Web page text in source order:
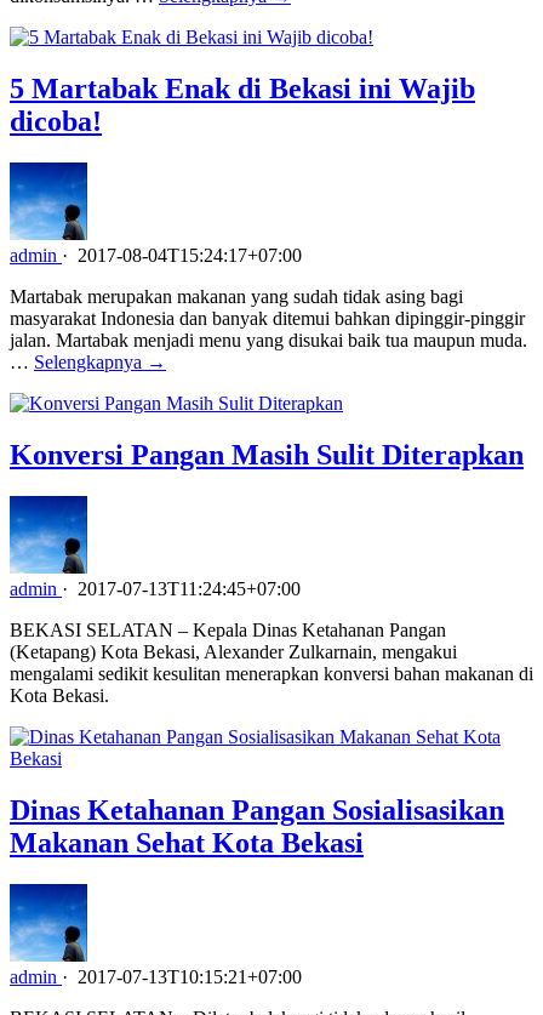
5 Martabak Enak di Bekasi ini Wajib
dicoba!
admin · 2017-08-04T15:24:17+07:00
Martabak merupakan makanan yang sudah tidak asing bagi
masyarakat Indonesia dan banyak ditemui bahkan dipinggir-pinggir
jalan. Martabak menjadi menu yang disukai baik tua maupun muda.
… Selengkapnya →
Konversi Pangan Masih Sulit Diterapkan
admin · 2017-07-13T11:24:45+07:00
BEKASI SELATAN – Kepala Dinas Ketahanan Pangan
(Ketapang) Kota Bekasi, Alexander Zulkarnain, mengakui
mengalami sedikit kesulitan menerapkan konversi bahan makanan di
Kota Bekasi.
Dinas Ketahanan Pangan Sosialisasikan
Makanan Sehat Kota Bekasi
admin · 2017-07-13T10:15:21+07:00